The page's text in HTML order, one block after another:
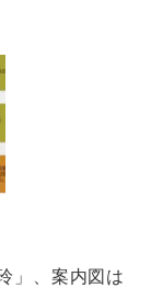
」、案内図は